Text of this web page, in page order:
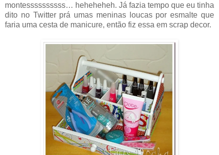
montessssssssss… heheheheh. Já fazia tempo que eu tinha
dito no Twitter prá umas meninas loucas por esmalte que
faria uma cesta de manicure, então fiz essa em scrap decor.